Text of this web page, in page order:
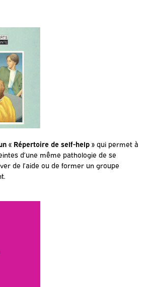
« Répertoire de self-help »qui permet à
d’une même pathologie de se
de l’aide ou de former un groupe